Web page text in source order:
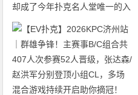
却成了今年扑克名人堂唯一的入
选者